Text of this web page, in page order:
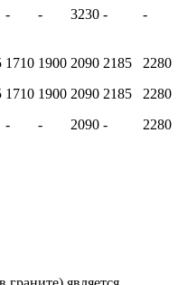
-
-
3230 -
-
1710
1710
-
1900
1900
-
2090
2090
2090
2185
2185
-
2280
2280
2280